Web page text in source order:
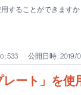
することができますか
: 533 公開日時 : 2019/
ート」を使